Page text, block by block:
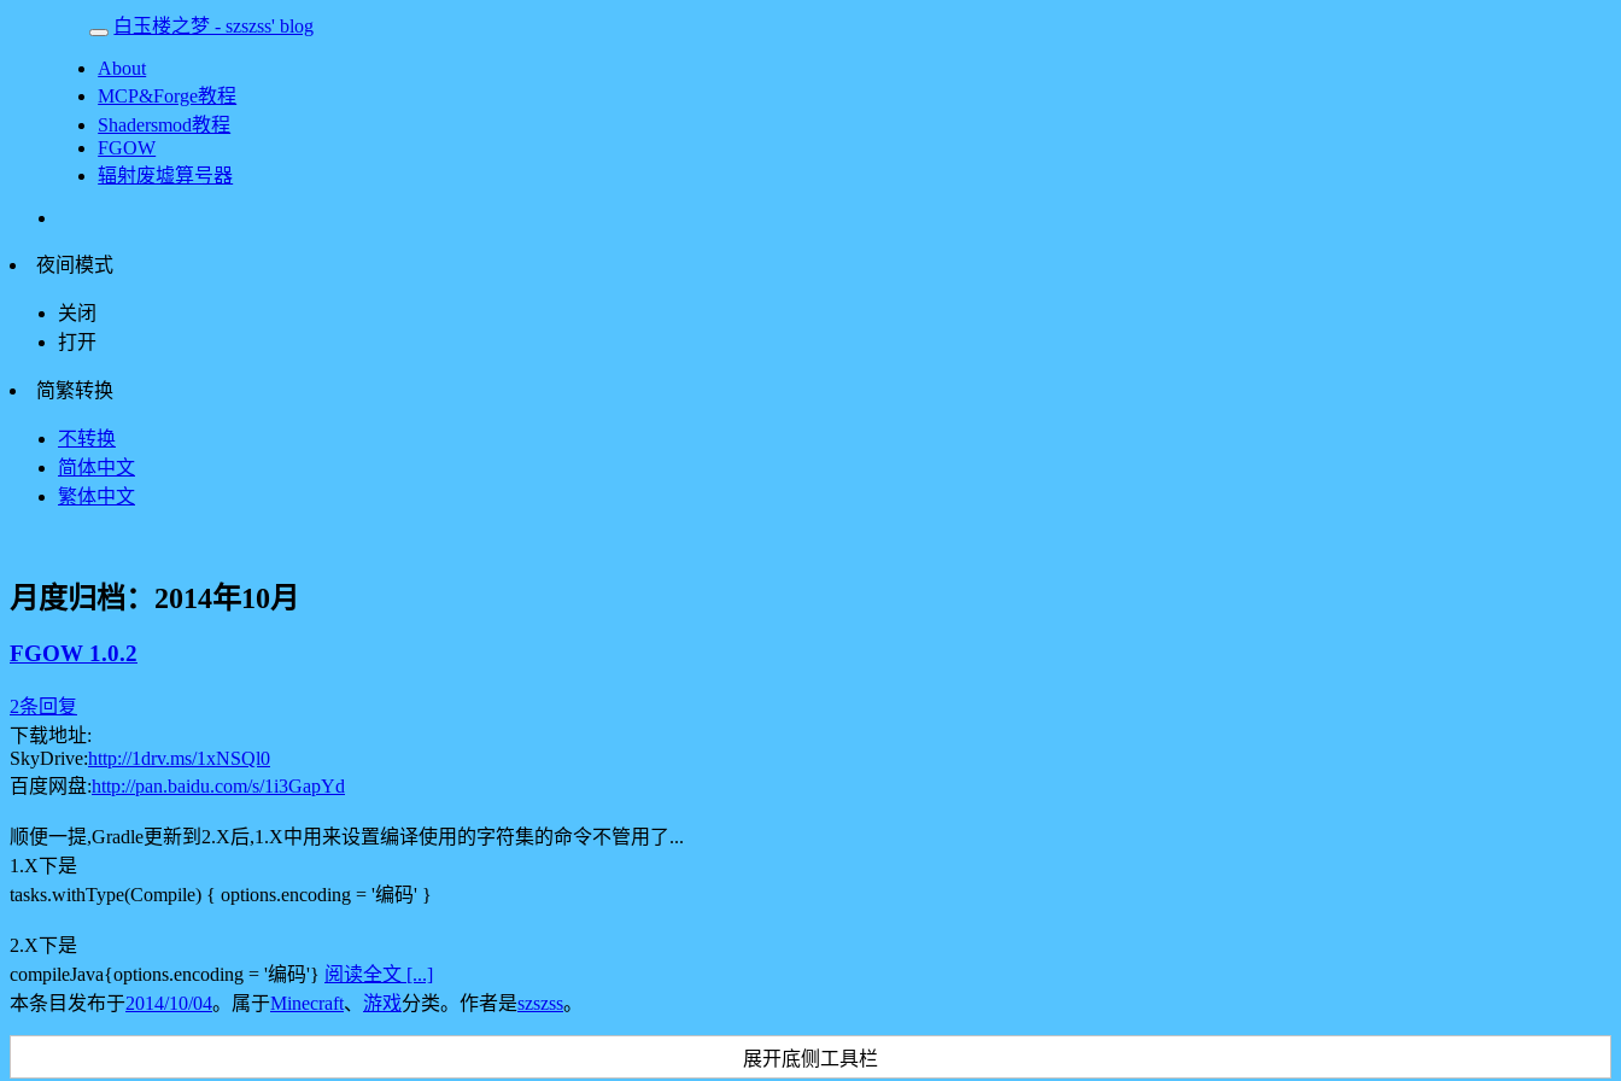
白玉楼之梦 - szszss' blog
About
MCP&Forge教程
Shadersmod教程
FGOW
辐射废墟算号器
夜间模式
关闭
打开
简繁转换
不转换
简体中文
繁体中文
月度归档： 2014年10月
FGOW 1.0.2
2条回复
下载地址:
SkyDrive:http://1drv.ms/1xNSQl0
百度网盘:http://pan.baidu.com/s/1i3GapYd
顺便一提,Gradle更新到2.X后,1.X中用来设置编译使用的字符集的命令不管用了...
1.X下是
tasks.withType(Compile) { options.encoding = '编码' }
2.X下是
compileJava{options.encoding = '编码'} 阅读全文 [...]
本条目发布于2014/10/04。属于Minecraft、 游戏分类。 作者是szszss。
展开底侧工具栏